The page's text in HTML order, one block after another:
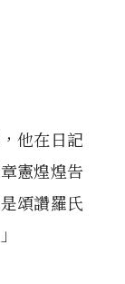
他在日記
憲煌煌告
頌讚羅氏